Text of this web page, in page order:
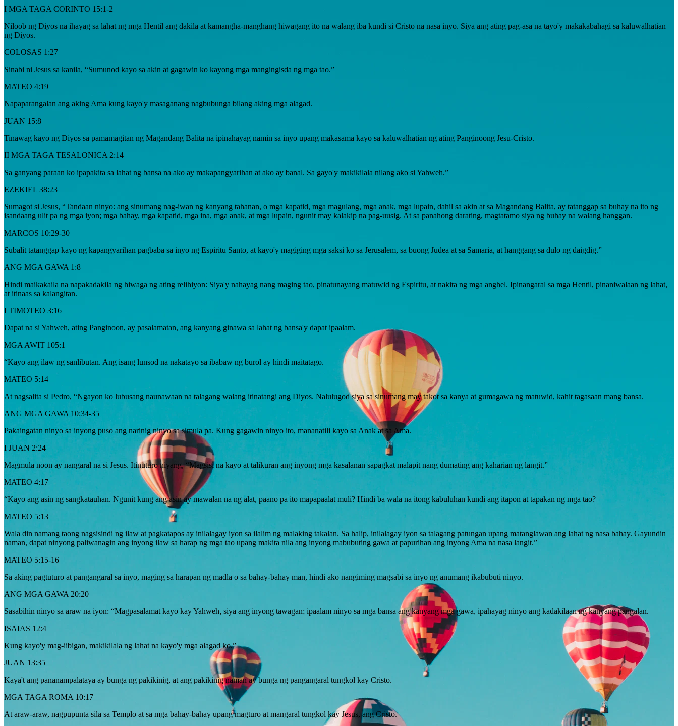
I MGA TAGA CORINTO 15:1-2
Niloob ng Diyos na ihayag sa lahat ng mga Hentil ang dakila at kamangha-manghang hiwagang ito na walang iba kundi si Cristo na nasa inyo. Siya ang ating pag-asa na tayo'y makakabahagi sa kaluwalhatian
ng Diyos.
COLOSAS 1:27
Sinabi ni Jesus sa kanila, “Sumunod kayo sa akin at gagawin ko kayong mga mangingisda ng mga tao.”
MATEO 4:19
Napaparangalan ang aking Ama kung kayo'y masaganang nagbubunga bilang aking mga alagad.
JUAN 15:8
Tinawag kayo ng Diyos sa pamamagitan ng Magandang Balita na ipinahayag namin sa inyo upang makasama kayo sa kaluwalhatian ng ating Panginoong Jesu-Cristo.
II MGA TAGA TESALONICA 2:14
Sa ganyang paraan ko ipapakita sa lahat ng bansa na ako ay makapangyarihan at ako ay banal. Sa gayo'y makikilala nilang ako si Yahweh.”
EZEKIEL 38:23
Sumagot si Jesus, “Tandaan ninyo: ang sinumang nag-iwan ng kanyang tahanan, o mga kapatid, mga magulang, mga anak, mga lupain, dahil sa akin at sa Magandang Balita, ay tatanggap sa buhay na ito ng
isandaang ulit pa ng mga iyon; mga bahay, mga kapatid, mga ina, mga anak, at mga lupain, ngunit may kalakip na pag-uusig. At sa panahong darating, magtatamo siya ng buhay na walang hanggan.
MARCOS 10:29-30
Subalit tatanggap kayo ng kapangyarihan pagbaba sa inyo ng Espiritu Santo, at kayo'y magiging mga saksi ko sa Jerusalem, sa buong Judea at sa Samaria, at hanggang sa dulo ng daigdig.”
ANG MGA GAWA 1:8
Hindi maikakaila na napakadakila ng hiwaga ng ating relihiyon: Siya'y nahayag nang maging tao, pinatunayang matuwid ng Espiritu, at nakita ng mga anghel. Ipinangaral sa mga Hentil, pinaniwalaan ng lahat,
at itinaas sa kalangitan.
I TIMOTEO 3:16
Dapat na si Yahweh, ating Panginoon, ay pasalamatan, ang kanyang ginawa sa lahat ng bansa'y dapat ipaalam.
MGA AWIT 105:1
“Kayo ang ilaw ng sanlibutan. Ang isang lunsod na nakatayo sa ibabaw ng burol ay hindi maitatago.
MATEO 5:14
At nagsalita si Pedro, “Ngayon ko lubusang naunawaan na talagang walang itinatangi ang Diyos. Nalulugod siya sa sinumang may takot sa kanya at gumagawa ng matuwid, kahit tagasaan mang bansa.
ANG MGA GAWA 10:34-35
Pakaingatan ninyo sa inyong puso ang narinig ninyo sa simula pa. Kung gagawin ninyo ito, mananatili kayo sa Anak at sa Ama.
I JUAN 2:24
Magmula noon ay nangaral na si Jesus. Itinuturo niyang, “Magsisi na kayo at talikuran ang inyong mga kasalanan sapagkat malapit nang dumating ang kaharian ng langit.”
MATEO 4:17
“Kayo ang asin ng sangkatauhan. Ngunit kung ang asin ay mawalan na ng alat, paano pa ito mapapaalat muli? Hindi ba wala na itong kabuluhan kundi ang itapon at tapakan ng mga tao?
MATEO 5:13
Wala din namang taong nagsisindi ng ilaw at pagkatapos ay inilalagay iyon sa ilalim ng malaking takalan. Sa halip, inilalagay iyon sa talagang patungan upang matanglawan ang lahat ng nasa bahay. Gayundin
naman, dapat ninyong paliwanagin ang inyong ilaw sa harap ng mga tao upang makita nila ang inyong mabubuting gawa at papurihan ang inyong Ama na nasa langit.”
MATEO 5:15-16
Sa aking pagtuturo at pangangaral sa inyo, maging sa harapan ng madla o sa bahay-bahay man, hindi ako nangiming magsabi sa inyo ng anumang ikabubuti ninyo.
ANG MGA GAWA 20:20
Sasabihin ninyo sa araw na iyon: “Magpasalamat kayo kay Yahweh, siya ang inyong tawagan; ipaalam ninyo sa mga bansa ang kanyang mga gawa, ipahayag ninyo ang kadakilaan ng kanyang pangalan.
ISAIAS 12:4
Kung kayo'y mag-iibigan, makikilala ng lahat na kayo'y mga alagad ko.”
JUAN 13:35
Kaya't ang pananampalataya ay bunga ng pakikinig, at ang pakikinig naman ay bunga ng pangangaral tungkol kay Cristo.
MGA TAGA ROMA 10:17
At araw-araw, nagpupunta sila sa Templo at sa mga bahay-bahay upang magturo at mangaral tungkol kay Jesus, ang Cristo.